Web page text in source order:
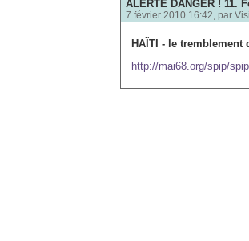
ALERTE DANGER ! 11.
7 février 2010 16:42, par
HAÏTI - le tremblement
http://mai68.org/spip/